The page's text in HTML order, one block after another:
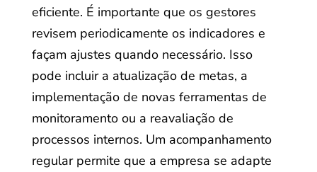
eficiente. É importante que os gestores
revisem periodicamente os indicadores e
façam ajustes quando necessário. Isso
pode incluir a atualização de metas, a
implementação de novas ferramentas de
monitoramento ou a reavaliação de
processos internos. Um acompanhamento
regular permite que a empresa se adapte